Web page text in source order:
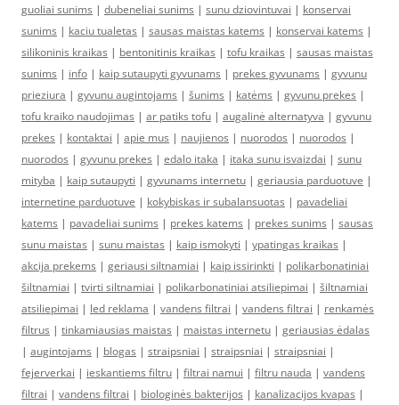
guoliai sunims | dubeneliai sunims | sunu dziovintuvai | konservai
sunims | kaciu tualetas | sausas maistas katems | konservai katems |
silikoninis kraikas | bentonitinis kraikas | tofu kraikas | sausas maistas
sunims | info | kaip sutaupyti gyvunams | prekes gyvunams | gyvunu
prieziura | gyvunu augintojams | šunims | katėms | gyvunu prekes |
tofu kraiko naudojimas | ar patiks tofu | augalinė alternatyva | gyvunu
prekes | kontaktai | apie mus | naujienos | nuorodos | nuorodos |
nuorodos | gyvunu prekes | edalo itaka | itaka sunu isvaizdai | sunu
mityba | kaip sutaupyti | gyvunams internetu | geriausia parduotuve |
internetine parduotuve | kokybiskas ir subalansuotas | pavadeliai
katems | pavadeliai sunims | prekes katems | prekes sunims | sausas
sunu maistas | sunu maistas | kaip ismokyti | ypatingas kraikas |
akcija prekems | geriausi siltnamiai | kaip issirinkti | polikarbonatiniai
šiltnamiai | tvirti siltnamiai | polikarbonatiniai atsiliepimai | šiltnamiai
atsiliepimai | led reklama | vandens filtrai | vandens filtrai | renkamės
filtrus | tinkamiausias maistas | maistas internetu | geriausias ėdalas
| augintojams | blogas | straipsniai | straipsniai | straipsniai |
fejerverkai | ieskantiems filtru | filtrai namui | filtru nauda | vandens
filtrai | vandens filtrai | biologinės bakterijos | kanalizacijos kvapas |